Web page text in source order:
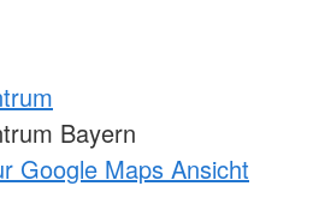
Bayern
Google Maps Ansicht